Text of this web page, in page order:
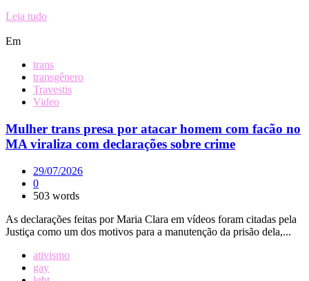
Leia tudo
Em
trans
transgênero
Travestis
Video
Mulher trans presa por atacar homem com facão no
MA viraliza com declarações sobre crime
29/07/2026
0
503 words
As declarações feitas por Maria Clara em vídeos foram citadas pela
Justiça como um dos motivos para a manutenção da prisão dela,...
ativismo
gay